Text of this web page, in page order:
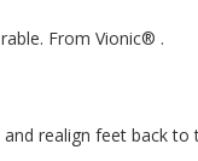
From Vionic® .
realign feet back to